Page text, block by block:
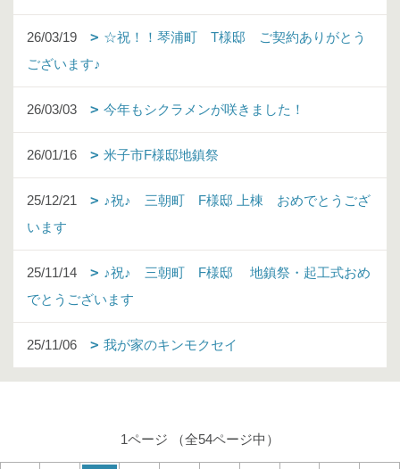
26/03/19
☆祝！！琴浦町 T様邸 ご契約ありがとう
ございます♪
26/03/03 今年もシクラメンが咲きました！
26/01/16 米子市F様邸地鎮祭
25/12/21
♪祝♪ 三朝町 F様邸 上棟 おめでとうござ
います
25/11/14
♪祝♪ 三朝町 F様邸 地鎮祭・起工式おめ
でとうございます
25/11/06 我が家のキンモクセイ
1ページ （全54ページ中）